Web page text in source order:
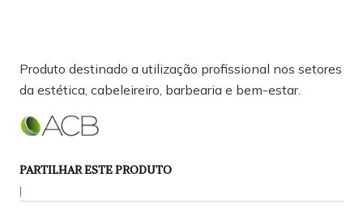
Produto destinado a utilização profissional nos setores
da estética, cabeleireiro, barbearia e bem-estar.
PARTILHAR ESTE PRODUTO
|